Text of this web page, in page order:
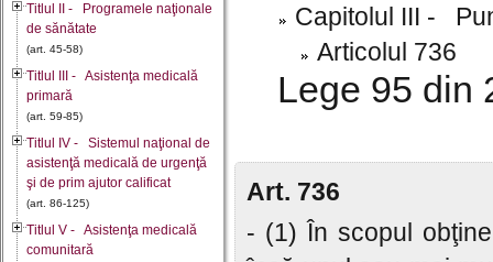
Titlul II - Programele naţionale
de sănătate
(art. 45-58)
Titlul III - Asistenţa medicală
primară
(art. 59-85)
Titlul IV - Sistemul naţional de
asistenţă medicală de urgenţă
şi de prim ajutor calificat
(art. 86-125)
Titlul V - Asistenţa medicală
comunitară
Capitolul III -
Articolul 736
Lege 95 din
Art. 736
- (1) În scopul